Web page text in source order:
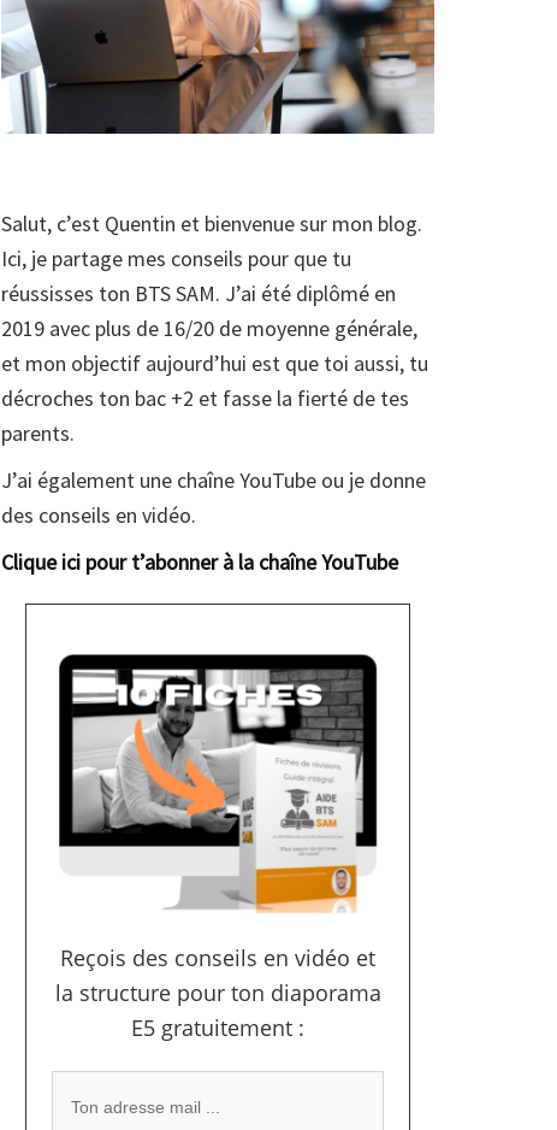
Salut, c’est Quentin et bienvenue sur mon blog.
Ici, je partage mes conseils pour que tu
réussisses ton BTS SAM. J’ai été diplômé en
2019 avec plus de 16/20 de moyenne générale,
et mon objectif aujourd’hui est que toi aussi, tu
décroches ton bac +2 et fasse la fierté de tes
parents.
J’ai également une chaîne YouTube ou je donne
des conseils en vidéo.
Clique ici pour t’abonner à la chaîne YouTube
Reçois des conseils en vidéo et
la structure pour ton diaporama
E5 gratuitement :